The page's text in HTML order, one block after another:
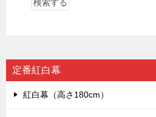
定番紅白幕
紅白幕（高さ180cm）